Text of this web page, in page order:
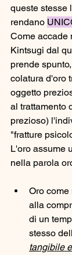
queste stesse
rendano
Come accade
Kintsugi dal
prende
colatura d'oro
oggetto
al trattamento
prezioso)
"fratture
L'oro assume
nella parola
Oro
alla
di un
stesso
tangibile